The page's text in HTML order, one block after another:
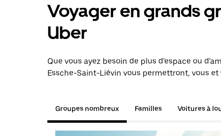
Voyager en grands
Uber
Que vous ayez besoin de plus d'espace ou
Essche-Saint-Liévin vous permettront, vous
Groupes nombreux Familles Voitures à